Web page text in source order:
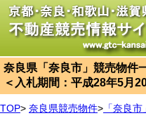
奈良県「奈良市」競売物件
＜入札期間：平成28年5月
TOP> 奈良県競売物件> 「奈良